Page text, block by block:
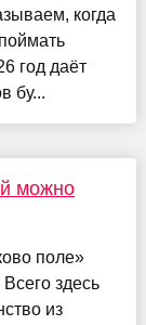
когда
год даёт
бу...
можно
поле»
здесь
из